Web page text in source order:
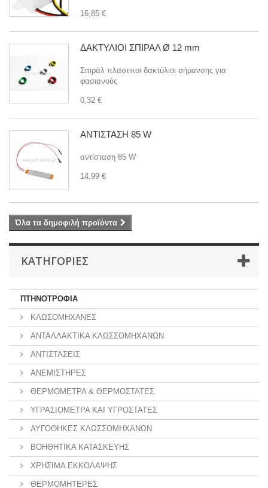
16,85 €
ΔΑΚΤΥΛΙΟΙ ΣΠΙΡΑΛ Ø 12 mm
Σπιράλ πλαστικοι δακτύλιοι σήμανσης για
φασιανούς
0,32 €
ΑΝΤΙΣΤΑΣΗ 85 W
αντίσταση 85 W
14,99 €
Όλα τα δημοφιλή προϊόντα
ΚΑΤΗΓΟΡΊΕΣ
ΠΤΗΝΟΤΡΟΦΙΑ
ΚΛΩΣΟΜΗΧΑΝΕΣ
ΑΝΤΑΛΛΑΚΤΙΚΑ ΚΛΩΣΣΟΜΗΧΑΝΩΝ
ΑΝΤΙΣΤΑΣΕΙΣ
ΑΝΕΜΙΣΤΗΡΕΣ
ΘΕΡΜΟΜΕΤΡΑ & ΘΕΡΜΟΣΤΑΤΕΣ
ΥΓΡΑΣΙΟΜΕΤΡΑ ΚΑΙ ΥΓΡΟΣΤΑΤΕΣ
ΑΥΓΟΘΗΚΕΣ ΚΛΩΣΣΟΜΗΧΑΝΩΝ
ΒΟΗΘΗΤΙΚΑ ΚΑΤΑΣΚΕΥΗΣ
ΧΡΗΣΙΜΑ ΕΚΚΟΛΑΨΗΣ
ΘΕΡΜΟΜΗΤΕΡΕΣ